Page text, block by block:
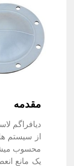
مقدمه
دیافراگم
از سیستم
محسوب
یک مانع